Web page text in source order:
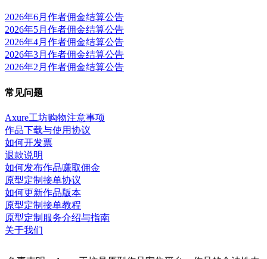
2026年6月作者佣金结算公告
2026年5月作者佣金结算公告
2026年4月作者佣金结算公告
2026年3月作者佣金结算公告
2026年2月作者佣金结算公告
常见问题
Axure工坊购物注意事项
作品下载与使用协议
如何开发票
退款说明
如何发布作品赚取佣金
原型定制接单协议
如何更新作品版本
原型定制接单教程
原型定制服务介绍与指南
关于我们